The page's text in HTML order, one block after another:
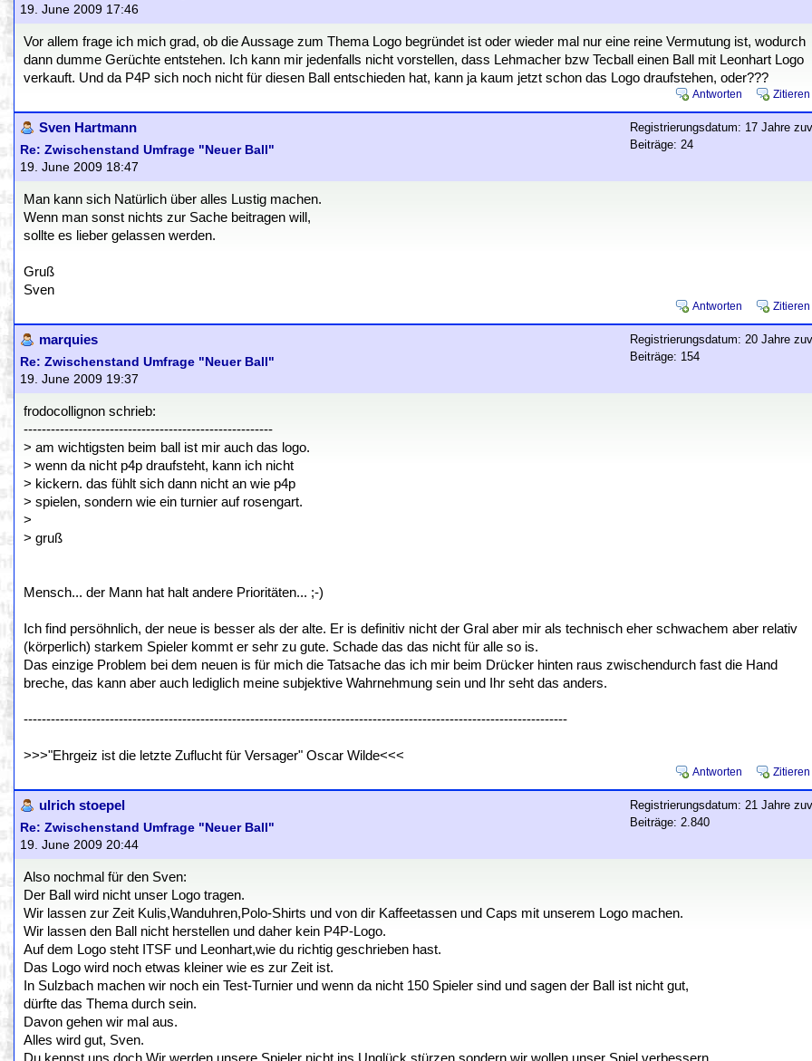
19. June 2009 17:46
Vor allem frage ich mich grad, ob die Aussage zum Thema Logo begründet ist oder wieder mal nur eine reine Vermutung ist, wodurch
dann dumme Gerüchte entstehen. Ich kann mir jedenfalls nicht vorstellen, dass Lehmacher bzw Tecball einen Ball mit Leonhart Logo
verkauft. Und da P4P sich noch nicht für diesen Ball entschieden hat, kann ja kaum jetzt schon das Logo draufstehen, oder???
Antworten Zitieren
Sven Hartmann
Re: Zwischenstand Umfrage "Neuer Ball"
19. June 2009 18:47
Registrierungsdatum: 17 Jahre
Beiträge: 24
Man kann sich Natürlich über alles Lustig machen.
Wenn man sonst nichts zur Sache beitragen will,
sollte es lieber gelassen werden.
Gruß
Sven
Antworten Zitieren
marquies
Re: Zwischenstand Umfrage "Neuer Ball"
19. June 2009 19:37
Registrierungsdatum: 20 Jahre
Beiträge: 154
frodocollignon schrieb:
-------------------------------------------------------
> am wichtigsten beim ball ist mir auch das logo.
> wenn da nicht p4p draufsteht, kann ich nicht
> kickern. das fühlt sich dann nicht an wie p4p
> spielen, sondern wie ein turnier auf rosengart.
>
> gruß
Mensch... der Mann hat halt andere Prioritäten... ;-)
Ich find persöhnlich, der neue is besser als der alte. Er is definitiv nicht der Gral aber mir als technisch eher schwachem aber relativ
(körperlich) starkem Spieler kommt er sehr zu gute. Schade das das nicht für alle so is.
Das einzige Problem bei dem neuen is für mich die Tatsache das ich mir beim Drücker hinten raus zwischendurch fast die Hand
breche, das kann aber auch lediglich meine subjektive Wahrnehmung sein und Ihr seht das anders.
------------------------------------------------------------------------------------------------------------------------
>>>"Ehrgeiz ist die letzte Zuflucht für Versager" Oscar Wilde<<<
Antworten Zitieren
ulrich stoepel
Re: Zwischenstand Umfrage "Neuer Ball"
19. June 2009 20:44
Registrierungsdatum: 21 Jahre
Beiträge: 2.840
Also nochmal für den Sven:
Der Ball wird nicht unser Logo tragen.
Wir lassen zur Zeit Kulis,Wanduhren,Polo-Shirts und von dir Kaffeetassen und Caps mit unserem Logo machen.
Wir lassen den Ball nicht herstellen und daher kein P4P-Logo.
Auf dem Logo steht ITSF und Leonhart,wie du richtig geschrieben hast.
Das Logo wird noch etwas kleiner wie es zur Zeit ist.
In Sulzbach machen wir noch ein Test-Turnier und wenn da nicht 150 Spieler sind und sagen der Ball ist nicht gut,
dürfte das Thema durch sein.
Davon gehen wir mal aus.
Alles wird gut, Sven.